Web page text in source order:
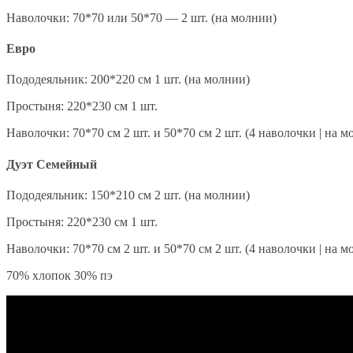
Наволочки: 70*70 или 50*70 — 2 шт. (на молнии)
Евро
Пододеяльник: 200*220 см 1 шт. (на молнии)
Простыня: 220*230 см 1 шт.
Наволочки: 70*70 см 2 шт. и 50*70 см 2 шт. (4 наволочки | на
Дуэт Семейный
Пододеяльник: 150*210 см 2 шт. (на молнии)
Простыня: 220*230 см 1 шт.
Наволочки: 70*70 см 2 шт. и 50*70 см 2 шт. (4 наволочки | на
70% хлопок 30% пэ